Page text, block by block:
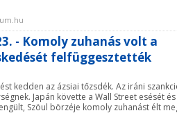
- Komoly zuhanás volt a
felfüggesztették
kedden az ázsiai tőzsdék. Az iráni
Japán követte a Wall Street esését és
Szöul börzéje komoly zuhanást élt